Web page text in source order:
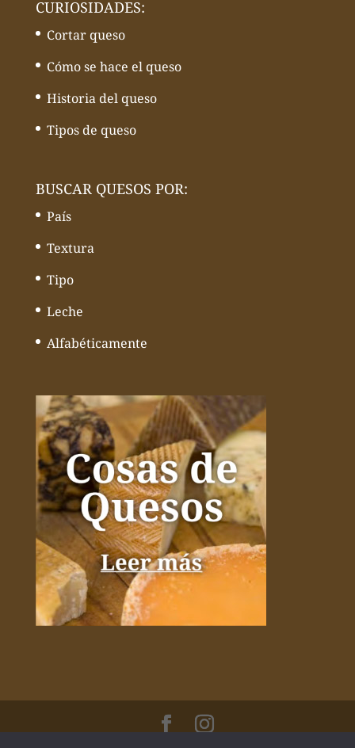
CURIOSIDADES:
Cortar queso
Cómo se hace el queso
Historia del queso
Tipos de queso
BUSCAR QUESOS POR:
País
Textura
Tipo
Leche
Alfabéticamente